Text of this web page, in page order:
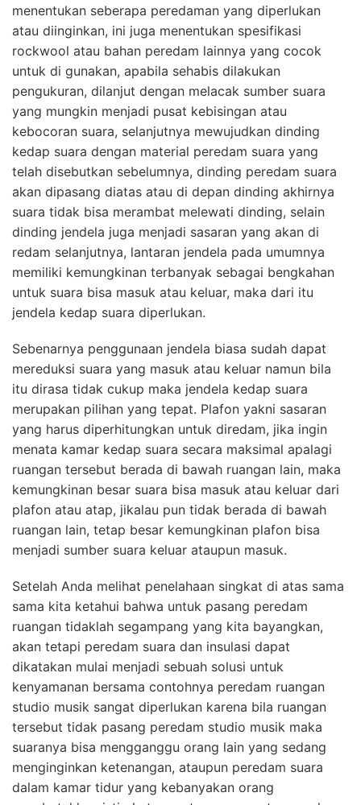
menentukan seberapa peredaman yang diperlukan
atau diinginkan, ini juga menentukan spesifikasi
rockwool atau bahan peredam lainnya yang cocok
untuk di gunakan, apabila sehabis dilakukan
pengukuran, dilanjut dengan melacak sumber suara
yang mungkin menjadi pusat kebisingan atau
kebocoran suara, selanjutnya mewujudkan dinding
kedap suara dengan material peredam suara yang
telah disebutkan sebelumnya, dinding peredam suara
akan dipasang diatas atau di depan dinding akhirnya
suara tidak bisa merambat melewati dinding, selain
dinding jendela juga menjadi sasaran yang akan di
redam selanjutnya, lantaran jendela pada umumnya
memiliki kemungkinan terbanyak sebagai bengkahan
untuk suara bisa masuk atau keluar, maka dari itu
jendela kedap suara diperlukan.
Sebenarnya penggunaan jendela biasa sudah dapat
mereduksi suara yang masuk atau keluar namun bila
itu dirasa tidak cukup maka jendela kedap suara
merupakan pilihan yang tepat. Plafon yakni sasaran
yang harus diperhitungkan untuk diredam, jika ingin
menata kamar kedap suara secara maksimal apalagi
ruangan tersebut berada di bawah ruangan lain, maka
kemungkinan besar suara bisa masuk atau keluar dari
plafon atau atap, jikalau pun tidak berada di bawah
ruangan lain, tetap besar kemungkinan plafon bisa
menjadi sumber suara keluar ataupun masuk.
Setelah Anda melihat penelahaan singkat di atas sama
sama kita ketahui bahwa untuk pasang peredam
ruangan tidaklah segampang yang kita bayangkan,
akan tetapi peredam suara dan insulasi dapat
dikatakan mulai menjadi sebuah solusi untuk
kenyamanan bersama contohnya peredam ruangan
studio musik sangat diperlukan karena bila ruangan
tersebut tidak pasang peredam studio musik maka
suaranya bisa mengganggu orang lain yang sedang
menginginkan ketenangan, ataupun peredam suara
dalam kamar tidur yang kebanyakan orang